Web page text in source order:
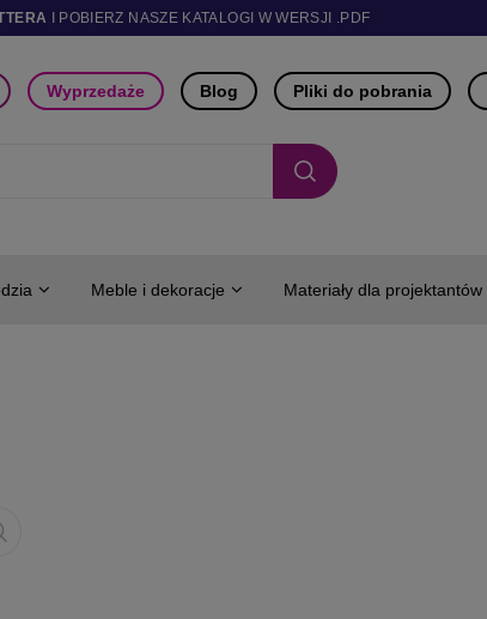
I POBIERZ NASZE KATALOGI W WERSJI .PDF
Wyprzedaże Blog Pliki do pobrania
Meble i dekoracje Materiały dla projektantów